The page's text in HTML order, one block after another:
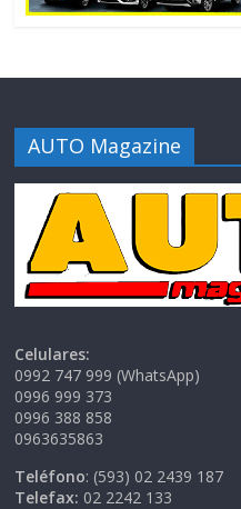
AUTO Magazine
Celulares:
0992 747 999 (WhatsApp)
0996 999 373
0996 388 858
0963635863
Teléfono: (593) 02 2439 187
Telefax: 02 2242 133